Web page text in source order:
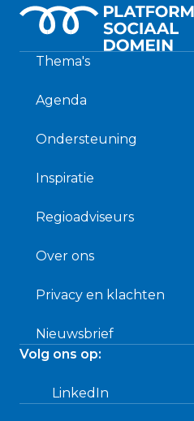
Thema's
Agenda
Ondersteuning
Inspiratie
Regioadviseurs
Over ons
Privacy en klachten
Nieuwsbrief
Volg ons op:
LinkedIn